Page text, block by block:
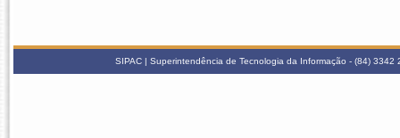
SIPAC | Superintendência de Tecnologia da Informação - (84)